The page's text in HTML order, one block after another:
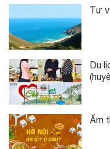
Tư
Du
Ẩm